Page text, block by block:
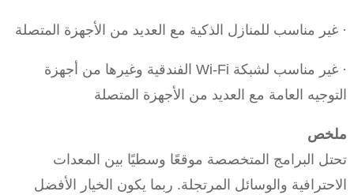
· غير مناسب للمنازل الذكية مع العديد من الأجهزة المتصلة
· غير مناسب لشبكة Wi-Fi الفندقية وغيرها من أجهزة
التوجيه العامة مع العديد من الأجهزة المتصلة
ملخص
تحتل البرامج المتخصصة موقعًا وسطيًا بين المعدات
الاحترافية والوسائل المرتجلة. ربما يكون الخيار الأفضل